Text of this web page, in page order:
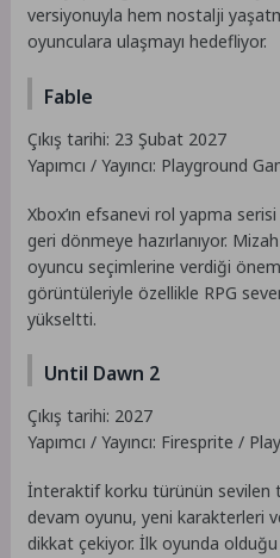
versiyonuyla hem nostalji
oyunculara ulaşmayı hedefliyor.
Fable
Çıkış tarihi: 23 Şubat 2027
Yapımcı / Yayıncı: Playground
Xbox’ın efsanevi rol yapma
geri dönmeye hazırlanıyor.
oyuncu seçimlerine verdiği
görüntüleriyle özellikle RPG
yükseltti.
Until Dawn 2
Çıkış tarihi: 2027
Yapımcı / Yayıncı: Firesprite /
İnteraktif korku türünün sevilen
devam oyunu, yeni karakterleri
dikkat çekiyor. İlk oyunda